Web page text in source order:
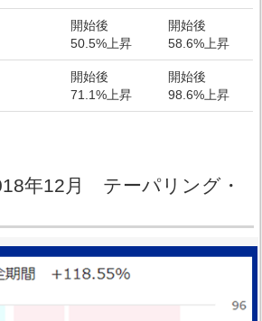
開始後
50.5%上昇
開始後
58.6%上昇
開始後
71.1%上昇
開始後
98.6%上昇
年12月 テーパリング・